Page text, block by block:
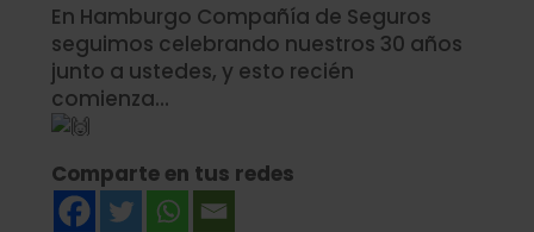
En Hamburgo Compañía de Seguros
seguimos celebrando nuestros 30 años
junto a ustedes, y esto recién
comienza…
Comparte en tus redes